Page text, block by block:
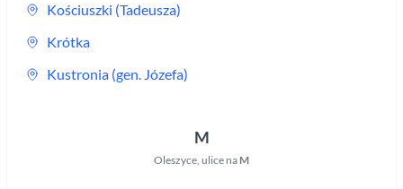
Kościuszki (Tadeusza)
Krótka
Kustronia (gen. Józefa)
M
Oleszyce, ulice na M